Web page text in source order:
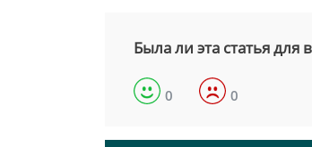
Была ли эта статья для
0 0